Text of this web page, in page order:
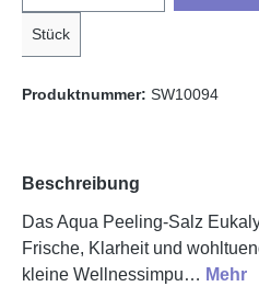
Stück
Produktnummer: SW10094
Beschreibung
Das Aqua Peeling-Salz
Frische, Klarheit und
kleine Wellnessimpu… Mehr